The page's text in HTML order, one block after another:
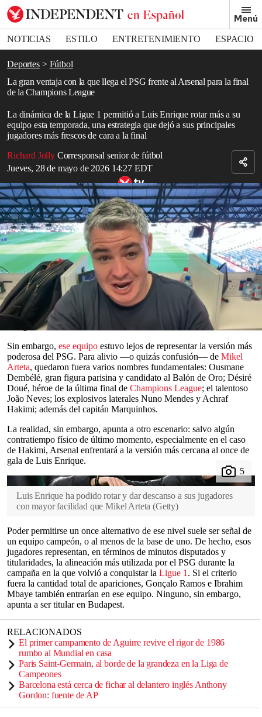
Menú
NOTICIAS ESTILO ENTRETENIMIENTO
ESPACIO
DEPORTES
Deportes
Fútbol
La gran ventaja con la que llega el PSG frente al Arsenal para la final
de la Champions League
La dinámica de la Ligue 1 permitió a Luis Enrique rotar más a su
equipo esta temporada, una estrategia que dejó a sus principales
jugadores más frescos de cara a la final
Richard Jolly Corresponsal senior de fútbol
Jueves, 28 de mayo de 2026 14:27 EDT
Bookmark popover
Removed from bookmarks
Close popover
seconds
seconds
El Arsenal es un campeón acorde a una temporada 2025-26 que
premió la eficiencia y castigó el desperdicio de oportunidades
Read in English
Ese fueel onceque presentó elParis Saint-Germain, aunque
difícilmente será el mismo que Luis Enrique utilizaráfrente al
Arsenal. Bajo los tres palos estuvo Lucas Chevalier; la línea
defensiva la integraron Willian Pacho, Ilia Zabarnyi, Beraldo y
Lucas Hernández. En el mediocampo aparecieron Vitinha, Warren
Zaïre-Emery y Senny Mayulu, mientras que Khvicha
Kvaratskhelia lideró el ataque junto a Bradley Barcola y Lee
Kang-in.
Sin embargo, ese equipo estuvo lejos de representar la versión más
poderosa del PSG. Para alivio —o quizás confusión— de Mikel
Arteta, quedaron fuera varios nombres fundamentales: Ousmane
Dembélé, gran figura parisina y candidato al Balón de Oro; Désiré
Doué, héroe de la última final de Champions League; el talentoso
João Neves; los explosivos laterales Nuno Mendes y Achraf
Hakimi; además del capitán Marquinhos.
La realidad, sin embargo, apunta a otro escenario: salvo algún
contratiempo físico de último momento, especialmente en el caso
de Hakimi, Arsenal enfrentará a la versión más cercana al once de
gala de Luis Enrique.
Luis Enrique ha podido rotar y dar descanso a sus jugadores
con mayor facilidad que Mikel Arteta (Getty)
Poder permitirse un once alternativo de ese nivel suele ser señal de
un equipo campeón, o al menos de la base de uno. De hecho, esos
jugadores representan, en términos de minutos disputados y
titularidades, la alineación más utilizada por el PSG durante la
campaña en la que volvió a conquistar la Ligue 1 . Si el criterio
fuera la cantidad total de apariciones, Gonçalo Ramos e Ibrahim
Mbaye también entrarían en ese equipo. Ninguno, sin embargo,
apunta a ser titular en Budapest.
RELACIONADOS
El primer campamento de Aguirre revive el rigor de 1986
rumbo al Mundial en casa
Paris Saint-Germain, al borde de la grandeza en la Liga de
Campeones
Barcelona está cerca de fichar al delantero inglés Anthony
Gordon: fuente de AP